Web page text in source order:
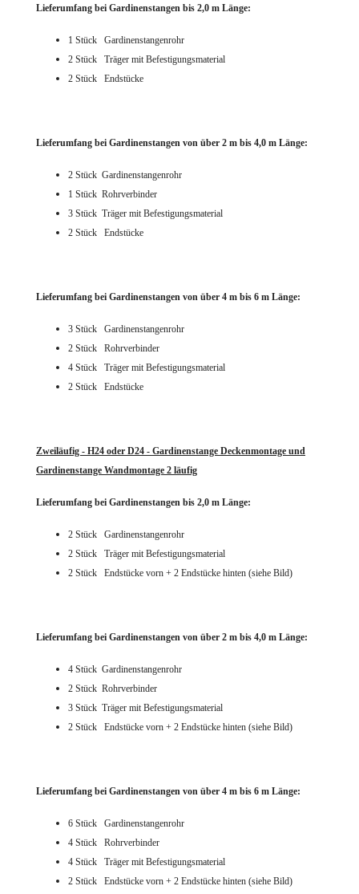
Lieferumfang bei Gardinenstangen bis 2,0 m Länge:
1 Stück Gardinenstangenrohr
2 Stück Träger mit Befestigungsmaterial
2 Stück Endstücke
Lieferumfang bei Gardinenstangen von über 2 m bis 4,0 m Länge:
2 Stück Gardinenstangenrohr
1 Stück Rohrverbinder
3 Stück Träger mit Befestigungsmaterial
2 Stück Endstücke
Lieferumfang bei Gardinenstangen von über 4 m bis 6 m Länge:
3 Stück Gardinenstangenrohr
2 Stück Rohrverbinder
4 Stück Träger mit Befestigungsmaterial
2 Stück Endstücke
Zweiläufig - H24 oder D24 - Gardinenstange Deckenmontage und
Gardinenstange Wandmontage 2 läufig
Lieferumfang bei Gardinenstangen bis 2,0 m Länge:
2 Stück Gardinenstangenrohr
2 Stück Träger mit Befestigungsmaterial
2 Stück Endstücke vorn + 2 Endstücke hinten (siehe Bild)
Lieferumfang bei Gardinenstangen von über 2 m bis 4,0 m Länge:
4 Stück Gardinenstangenrohr
2 Stück Rohrverbinder
3 Stück Träger mit Befestigungsmaterial
2 Stück Endstücke vorn + 2 Endstücke hinten (siehe Bild)
Lieferumfang bei Gardinenstangen von über 4 m bis 6 m Länge:
6 Stück Gardinenstangenrohr
4 Stück Rohrverbinder
4 Stück Träger mit Befestigungsmaterial
2 Stück Endstücke vorn + 2 Endstücke hinten (siehe Bild)